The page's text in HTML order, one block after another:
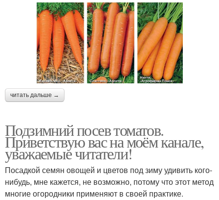
читать дальше →
Подзимний посев томатов.
Приветствую вас на моём канале,
уважаемые читатели!
Посадкой семян овощей и цветов под зиму удивить кого-
нибудь, мне кажется, не возможно, потому что этот метод
многие огородники применяют в своей практике.